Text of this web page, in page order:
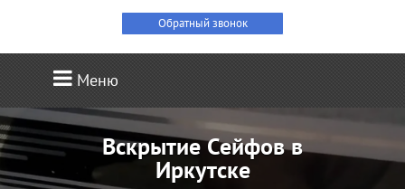
Обратный звонок
Меню
Вскрытие Сейфов в
Иркутске